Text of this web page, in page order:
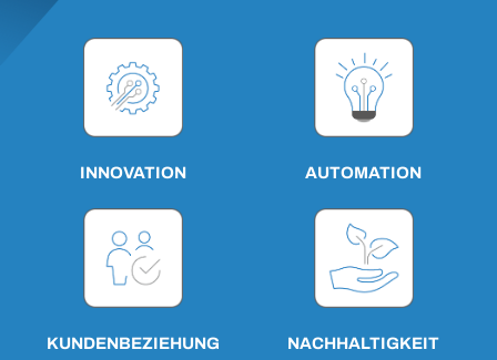
INNOVATION AUTOMATION
KUNDENBEZIEHUNG NACHHALTIGKEIT